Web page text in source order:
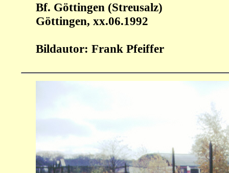
Bf. Göttingen (Streusalz)
Göttingen, xx.06.1992
Bildautor: Frank Pfeiffer